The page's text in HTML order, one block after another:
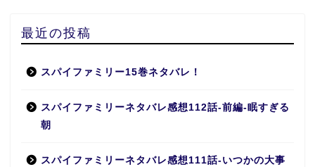
最近の投稿
スパイファミリー15巻ネタバレ！
スパイファミリーネタバレ感想112話-前編-眠すぎる
朝
スパイファミリーネタバレ感想111話-いつかの大事